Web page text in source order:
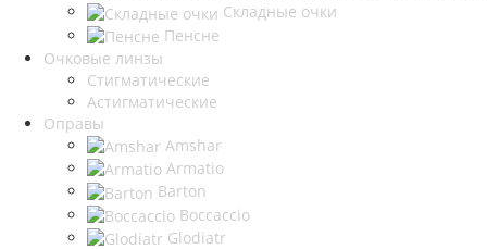
Складные очки
Пенсне
Очковые линзы
Стигматические
Астигматические
Оправы
Amshar
Armatio
Barton
Boccaccio
Glodiatr